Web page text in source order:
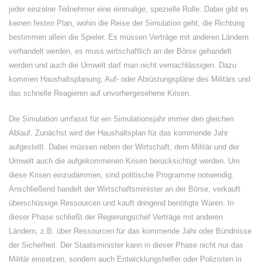
jeder einzelne Teilnehmer eine einmalige, spezielle Rolle. Dabei gibt es
keinen festen Plan, wohin die Reise der Simulation geht, die Richtung
bestimmen allein die Spieler. Es müssen Verträge mit anderen Ländern
verhandelt werden, es muss wirtschaftlich an der Börse gehandelt
werden und auch die Umwelt darf man nicht vernachlässigen. Dazu
kommen Haushaltsplanung, Auf- oder Abrüstungspläne des Militärs und
das schnelle Reagieren auf unvorhergesehene Krisen.
Die Simulation umfasst für ein Simulationsjahr immer den gleichen
Ablauf. Zunächst wird der Haushaltsplan für das kommende Jahr
aufgestellt. Dabei müssen neben der Wirtschaft, dem Militär und der
Umwelt auch die aufgekommenen Krisen berücksichtigt werden. Um
diese Krisen einzudämmen, sind politische Programme notwendig.
Anschließend handelt der Wirtschaftsminister an der Börse, verkauft
überschüssige Ressourcen und kauft dringend benötigte Waren. In
dieser Phase schließt der Regierungschef Verträge mit anderen
Ländern, z.B. über Ressourcen für das kommende Jahr oder Bündnisse
der Sicherheit. Der Staatsminister kann in dieser Phase nicht nur das
Militär einsetzen, sondern auch Entwicklungshelfer oder Polizisten in